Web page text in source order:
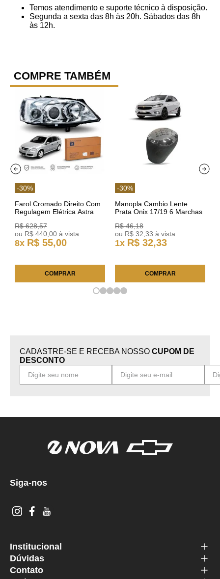
Temos atendimento e suporte técnico à disposição.
Segunda a sexta das 8h às 20h. Sábados das 8h
às 12h.
COMPRE TAMBÉM
-30%
Farol Cromado Direito Com
Regulagem Elétrica Astra
R$ 628,57
ou R$ 440 00 à vista
8x R$ 55,00
COMPRAR
-30%
Manopla Cambio Lente
Prata Onix 17/19 6 Marchas
R$ 46,18
ou R$ 32 33 à vista
1x R$ 32,33
COMPRAR
CADASTRE-SE E RECEBA NOSSO CUPOM DE
DESCONTO
Siga-nos
Institucional
Dúvidas
Contato